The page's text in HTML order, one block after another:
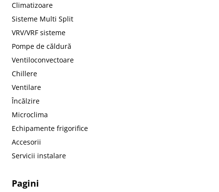
Climatizoare
Sisteme Multi Split
VRV/VRF sisteme
Pompe de căldură
Ventiloconvectoare
Chillere
Ventilare
Încălzire
Microclima
Echipamente frigorifice
Accesorii
Servicii instalare
Pagini